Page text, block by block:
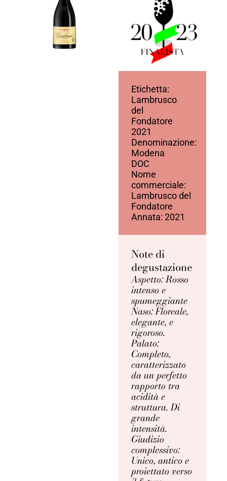
Etichetta:
Lambrusco
del
Fondatore
2021
Denominazione:
Modena
DOC
Nome
commerciale:
Lambrusco del
Fondatore
Annata: 2021
Note di
degustazione
Aspetto: Rosso
intenso e
spumeggiante
Naso: Floreale,
elegante, e
rigoroso.
Palato:
Completo,
caratterizzato
da un perfetto
rapporto tra
acidità e
struttura. Di
grande
intensità.
Giudizio
complessivo:
Unico, antico e
proiettato verso